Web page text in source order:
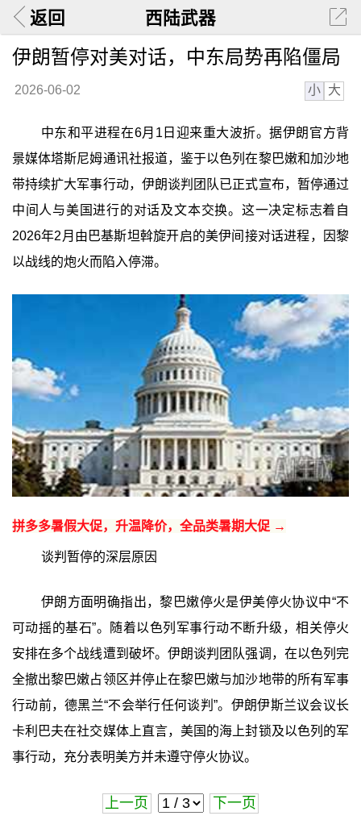
返回 西陆武器
伊朗暂停对美对话，中东局势再陷僵局
2026-06-02 小 大
中东和平进程在6月1日迎来重大波折。据伊朗官方背
景媒体塔斯尼姆通讯社报道，鉴于以色列在黎巴嫩和加沙地
带持续扩大军事行动，伊朗谈判团队已正式宣布，暂停通过
中间人与美国进行的对话及文本交换。这一决定标志着自
2026年2月由巴基斯坦斡旋开启的美伊间接对话进程，因黎
以战线的炮火而陷入停滞。
拼多多暑假大促，升温降价，全品类暑期大促 →
谈判暂停的深层原因
伊朗方面明确指出，黎巴嫩停火是伊美停火协议中“不
可动摇的基石”。随着以色列军事行动不断升级，相关停火
安排在多个战线遭到破坏。伊朗谈判团队强调，在以色列完
全撤出黎巴嫩占领区并停止在黎巴嫩与加沙地带的所有军事
行动前，德黑兰“不会举行任何谈判”。伊朗伊斯兰议会议长
卡利巴夫在社交媒体上直言，美国的海上封锁及以色列的军
事行动，充分表明美方并未遵守停火协议。
上一页 下一页